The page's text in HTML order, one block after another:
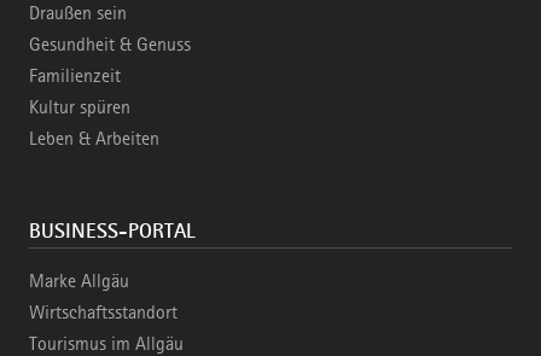
Draußen sein
Gesundheit & Genuss
Familienzeit
Kultur spüren
Leben & Arbeiten
BUSINESS-PORTAL
Marke Allgäu
Wirtschaftsstandort
Tourismus im Allgäu